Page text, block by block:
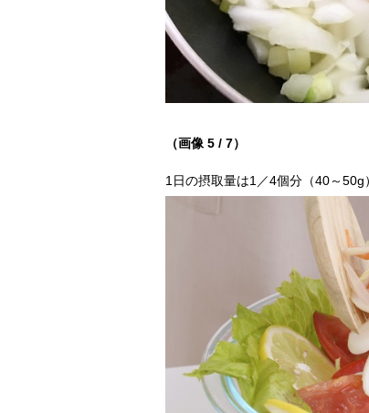
（画像 5 / 7）
1日の摂取量は1／4個分（40～50g